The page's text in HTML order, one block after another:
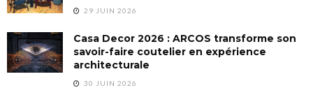
29 JUIN 2026
Casa Decor 2026 : ARCOS transforme son
savoir-faire coutelier en expérience
architecturale
30 JUIN 2026